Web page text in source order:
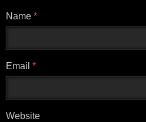
Name *
Email *
Website